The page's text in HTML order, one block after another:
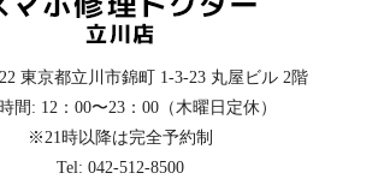
東京都立川市錦町 1-3-23 丸屋ビル 2階
間: 12：00〜23：00（木曜日定休）
※21時以降は完全予約制
Tel: 042-512-8500